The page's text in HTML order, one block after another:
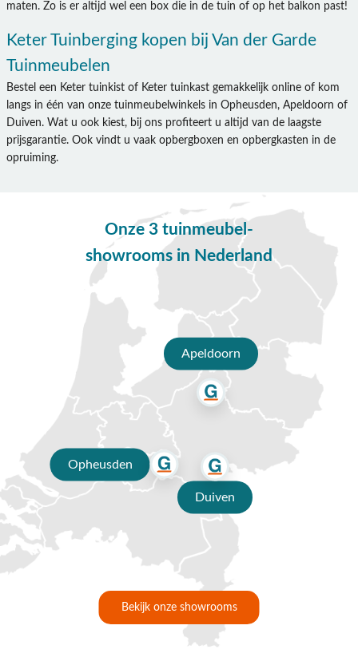
maten. Zo is er altijd wel een box die in de tuin of op het balkon past!
Keter Tuinberging kopen bij Van der Garde
Tuinmeubelen
Bestel een Keter tuinkist of Keter tuinkast gemakkelijk online of kom
langs in één van onze tuinmeubelwinkels in Opheusden, Apeldoorn of
Duiven. Wat u ook kiest, bij ons profiteert u altijd van de laagste
prijsgarantie. Ook vindt u vaak opbergboxen en opbergkasten in de
opruiming.
Onze 3 tuinmeubel-
showrooms in Nederland
Apeldoorn
Opheusden
Duiven
Bekijk onze showrooms